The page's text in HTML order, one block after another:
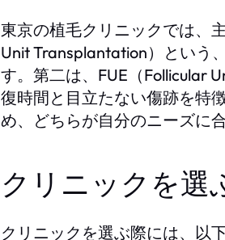
東京の植毛クリニックでは、
Unit Transplantation）という
す。第二は、FUE（Follicular
復時間と目立たない傷跡を特
め、どちらが自分のニーズに
クリニックを選
クリニックを選ぶ際には、以